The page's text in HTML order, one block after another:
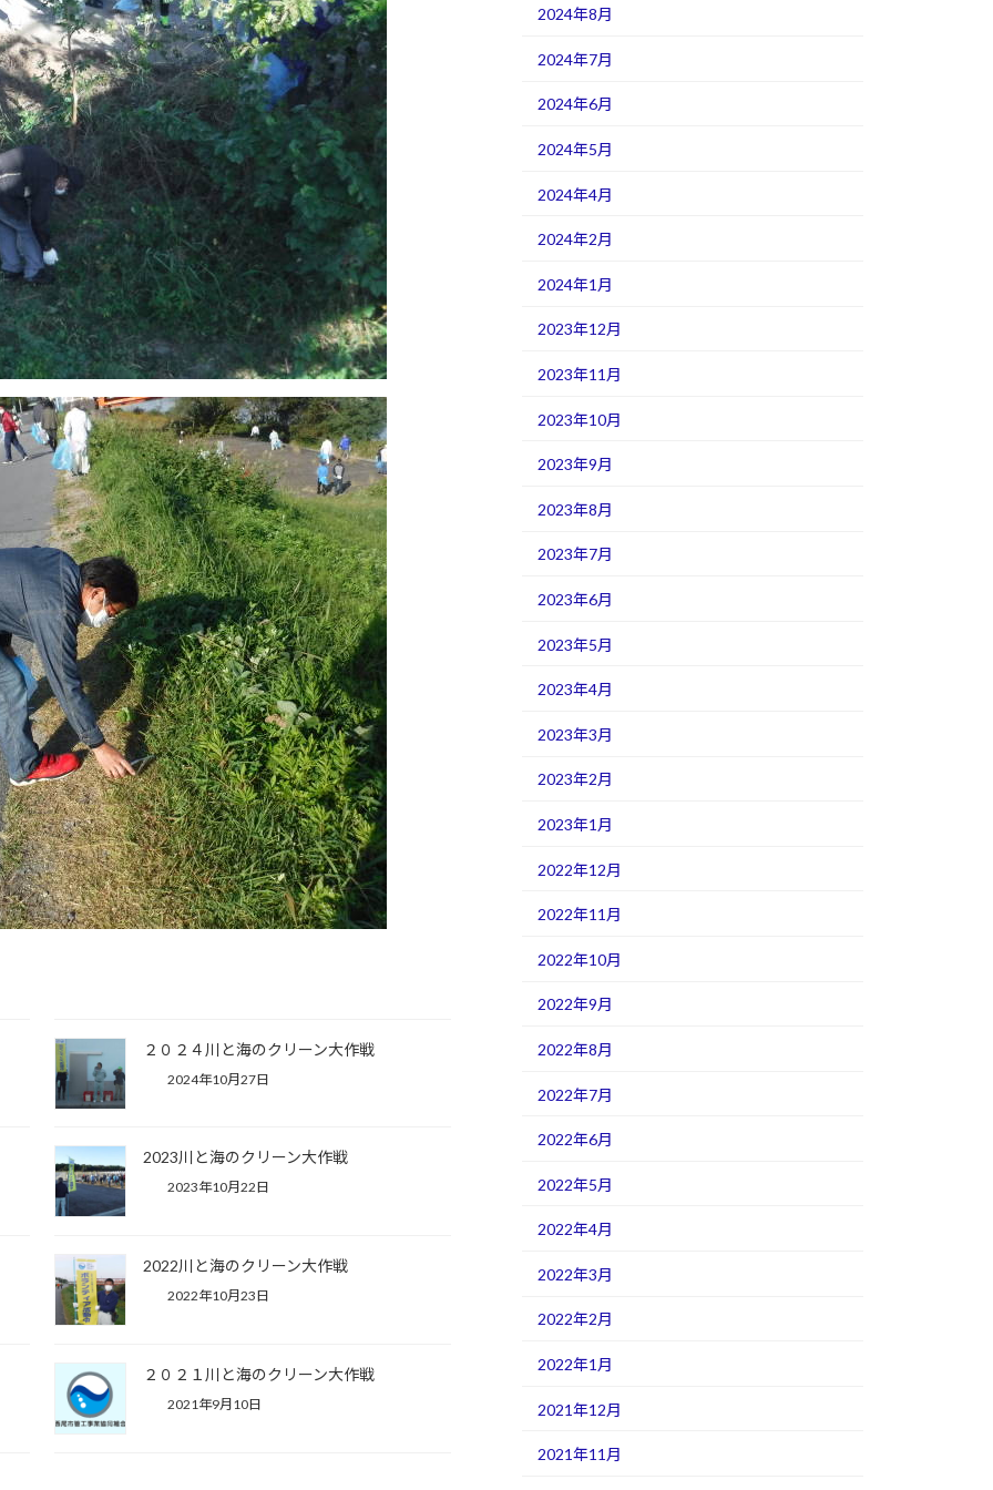
２０２４川と海のクリーン大作戦
2024年10月27日
2023川と海のクリーン大作戦
2023年10月22日
2022川と海のクリーン大作戦
2022年10月23日
２０２１川と海のクリーン大作戦
2021年9月10日
2024年8月
2024年7月
2024年6月
2024年5月
2024年4月
2024年2月
2024年1月
2023年12月
2023年11月
2023年10月
2023年9月
2023年8月
2023年7月
2023年6月
2023年5月
2023年4月
2023年3月
2023年2月
2023年1月
2022年12月
2022年11月
2022年10月
2022年9月
2022年8月
2022年7月
2022年6月
2022年5月
2022年4月
2022年3月
2022年2月
2022年1月
2021年12月
2021年11月